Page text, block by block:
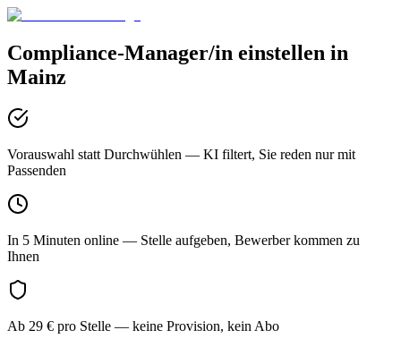
Compliance-Manager/in einstellen in
Mainz
Vorauswahl statt Durchwühlen — KI filtert, Sie reden nur mit
Passenden
In 5 Minuten online — Stelle aufgeben, Bewerber kommen zu
Ihnen
Ab 29 € pro Stelle — keine Provision, kein Abo